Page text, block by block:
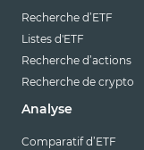
Recherche d’ETF
Listes d'ETF
Recherche d’actions
Recherche de crypto
Analyse
Comparatif d’ETF